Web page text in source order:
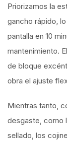
Priorizamos la
gancho rápido,
pantalla en 10
mantenimiento.
de bloque
obra el ajuste
Mientras tanto,
desgaste, como
sellado, los